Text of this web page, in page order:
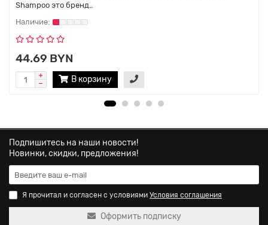
Shampoo это бренд..
44.69 BYN
В корзину
Подпишитесь на наши новости!
Новинки, скидки, предложения!
Я прочитал и согласен с условиями Условия соглашения
Оформить подписку